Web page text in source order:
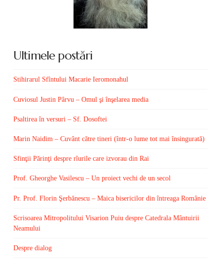
Ultimele postări
Stihirarul Sfîntului Macarie Ieromonahul
Cuviosul Justin Pârvu – Omul şi înşelarea media
Psaltirea în versuri – Sf. Dosoftei
Marin Naidim – Cuvânt către tineri (într-o lume tot mai însingurată)
Sfinţii Părinţi despre rîurile care izvorau din Rai
Prof. Gheorghe Vasilescu – Un proiect vechi de un secol
Pr. Prof. Florin Şerbănescu – Maica bisericilor din întreaga Românie
Scrisoarea Mitropolitului Visarion Puiu despre Catedrala Mântuirii
Neamului
Despre dialog